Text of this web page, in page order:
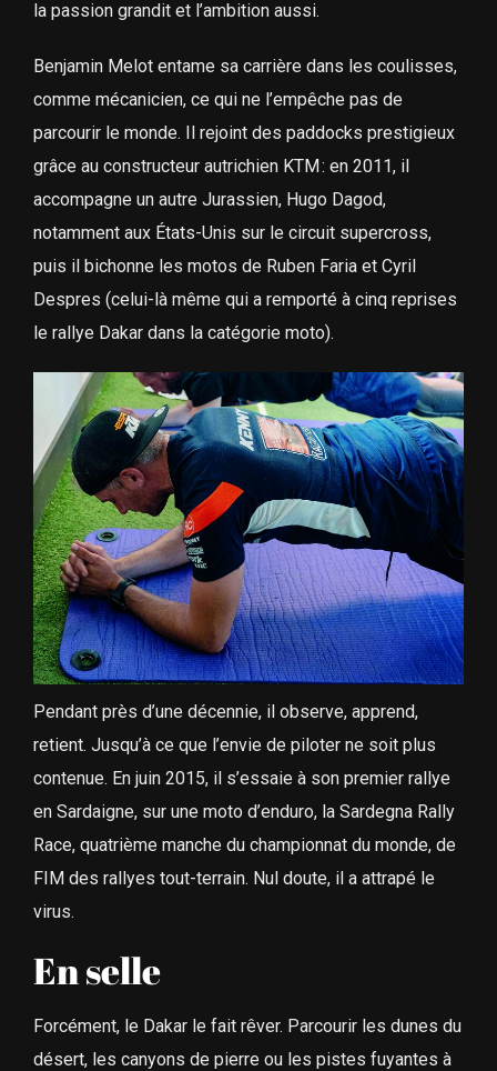
la passion grandit et l’ambition aussi.
Benjamin Melot entame sa carrière dans les coulisses,
comme mécanicien, ce qui ne l’empêche pas de
parcourir le monde. Il rejoint des paddocks prestigieux
grâce au constructeur autrichien KTM : en 2011, il
accompagne un autre Jurassien, Hugo Dagod,
notamment aux États-Unis sur le circuit supercross,
puis il bichonne les motos de Ruben Faria et Cyril
Despres (celui-là même qui a remporté à cinq reprises
le rallye Dakar dans la catégorie moto).
Pendant près d’une décennie, il observe, apprend,
retient. Jusqu’à ce que l’envie de piloter ne soit plus
contenue. En juin 2015, il s’essaie à son premier rallye
en Sardaigne, sur une moto d’enduro, la Sardegna Rally
Race, quatrième manche du championnat du monde, de
FIM des rallyes tout-terrain. Nul doute, il a attrapé le
virus.
En selle
Forcément, le Dakar le fait rêver. Parcourir les dunes du
désert, les canyons de pierre ou les pistes fuyantes à